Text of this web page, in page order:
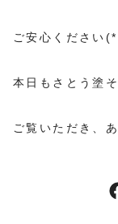
ご安心ください
本日もさとう塗
ご覧いただき、